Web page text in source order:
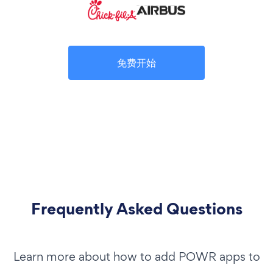
免费开始
Frequently Asked Questions
Learn more about how to add POWR apps to